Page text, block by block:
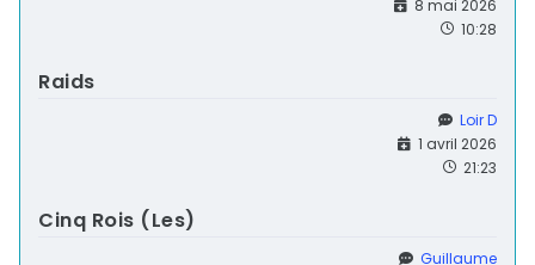
8 mai 2026
10:28
Raids
Loir D
1 avril 2026
21:23
Cinq Rois (Les)
Guillaume